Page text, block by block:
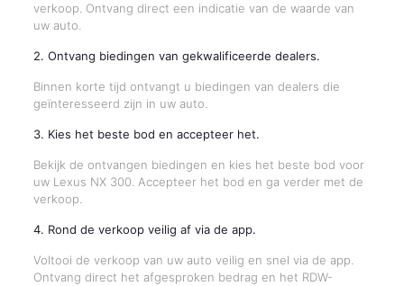
verkoop. Ontvang direct een indicatie van de waarde van
uw auto.
2. Ontvang biedingen van gekwalificeerde dealers.
Binnen korte tijd ontvangt u biedingen van dealers die
geïnteresseerd zijn in uw auto.
3. Kies het beste bod en accepteer het.
Bekijk de ontvangen biedingen en kies het beste bod voor
uw Lexus NX 300. Accepteer het bod en ga verder met de
verkoop.
4. Rond de verkoop veilig af via de app.
Voltooi de verkoop van uw auto veilig en snel via de app.
Ontvang direct het afgesproken bedrag en het RDW-